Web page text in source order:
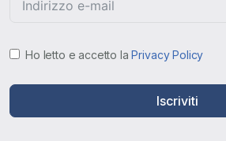
Ho letto e accetto laPrivacy Policy
Iscriviti